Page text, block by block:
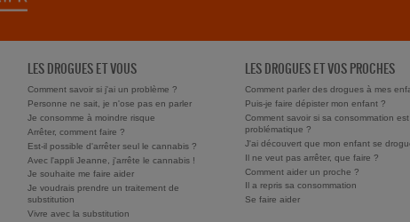
LES DROGUES ET VOUS
Comment savoir si j'ai un problème ?
Personne ne sait, je n'ose pas en parler
Je consomme à moindre risque
Arrêter, comment faire ?
Est-il possible d'arrêter seul le cannabis ?
Avec l'appli Jeanne, j'arrête le cannabis !
Je souhaite me faire aider
Je voudrais prendre un traitement de
substitution
Vivre avec la substitution
LES DROGUES ET VOS PROCHES
Comment parler des drogues à mes
Puis-je faire dépister mon enfant ?
Comment savoir si sa consommation est
problématique ?
J'ai découvert que mon enfant se
Il ne veut pas arrêter, que faire ?
Comment aider un proche ?
Il a repris sa consommation
Se faire aider